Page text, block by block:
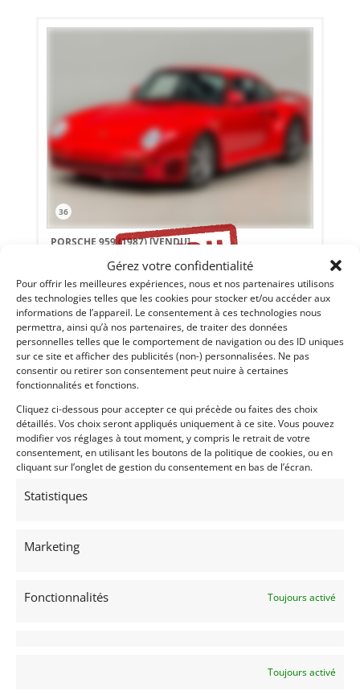
Gérez votre confidentialité
Pour offrir les meilleures expériences, nous et nos partenaires utilisons
des technologies telles que les cookies pour stocker et/ou accéder aux
informations de l’appareil. Le consentement à ces technologies nous
permettra, ainsi qu’à nos partenaires, de traiter des données
personnelles telles que le comportement de navigation ou des ID uniques
sur ce site et afficher des publicités (non-) personnalisées. Ne pas
consentir ou retirer son consentement peut nuire à certaines
fonctionnalités et fonctions.
Cliquez ci-dessous pour accepter ce qui précède ou faites des choix
détaillés. Vos choix seront appliqués uniquement à ce site. Vous pouvez
modifier vos réglages à tout moment, y compris le retrait de votre
consentement, en utilisant les boutons de la politique de cookies, ou en
cliquant sur l’onglet de gestion du consentement en bas de l’écran.
Statistiques
Marketing
Fonctionnalités Toujours activé
Toujours activé
36
PORSCHE 959 (1987)[VENDU]
SCOTTS VALLEY (ETATS-UNIS (USA))
25 novembre 2018
1 089 vues
Vends Porsche 959 de 1987. Châssis #125. Historique limpide.
Préparation spéciale Canepa: 576 Cv. Porsche Classiche. Etat
concours. 5747 miles.
Vendu par : CANEPA